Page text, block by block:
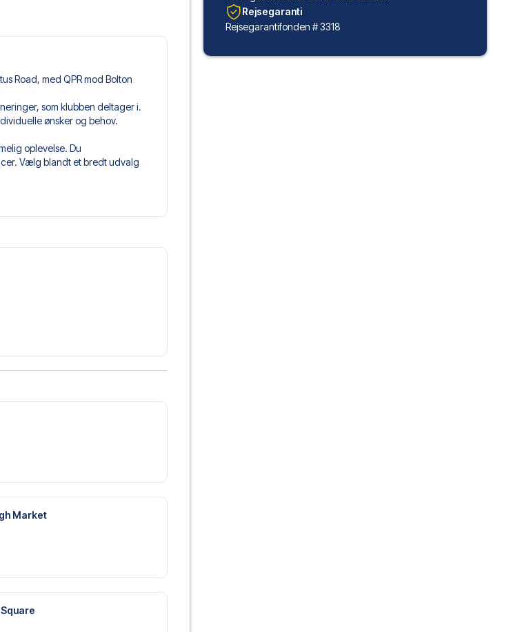
Road, med QPR mod Bolton
som klubben deltager i.
ønsker og behov.
oplevelse. Du
Vælg blandt et bredt udvalg
end selve billetten. Det kan
og ethvert budget. Fra
– vi har noget for
gøre er at vælge det hotel der
os, og vi vil se, hvad vi kan
for flyplanlægningen, hvis du
den nødvendige information
i forbindelse med
tilgængelige på
Market
Rejsegaranti
Rejsegarantifonden # 3318